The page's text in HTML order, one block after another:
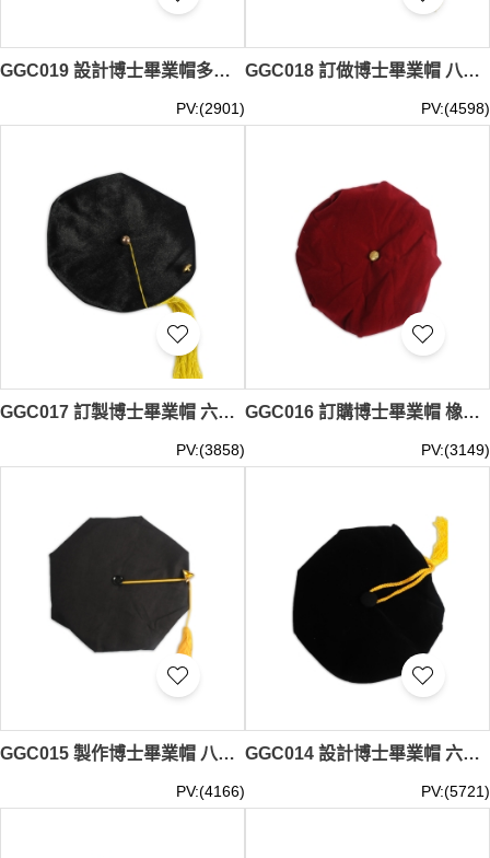
GGC019 設計博士畢業帽多角帽 絲絨帽 畢業帽製造商
PV:(2901)
GGC018 訂做博士畢業帽 八角帽 絲絨帽 畢業帽供應商
PV:(4598)
GGC017 訂製博士畢業帽 六角帽 絲絨帽 畢業帽生產商
PV:(3858)
GGC016 訂購博士畢業帽 橡筋 帽圍 絲絨帽 畢業帽專門店
PV:(3149)
GGC015 製作博士畢業帽 八角帽 多角帽 碩士帽 畢業帽製衣廠
PV:(4166)
GGC014 設計博士畢業帽 六角帽 八角帽 博士帽 碩士帽 畢業帽製造商
PV:(5721)